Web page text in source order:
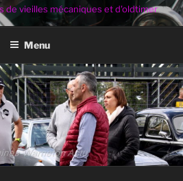
de vieilles mécaniques et d'oldtimer
Menu